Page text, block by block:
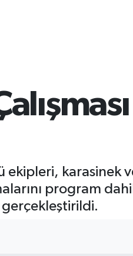
karasinek
program
gerçekleştirildi.